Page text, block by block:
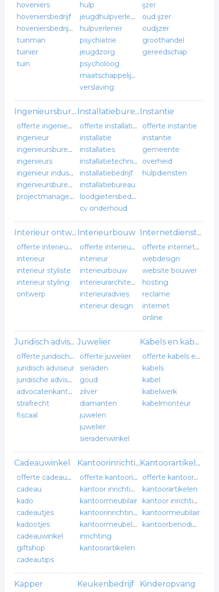
hoveniers
hoveniersbedrijf
hoveniersbedrijven
tuinman
tuinier
tuin
hulp
jeugdhulpverlening
hulpverlener
psychiatrie
jeugdzorg
psycholoog
maatschappelijk werk
verslaving
ijzer
oud ijzer
oudijzer
groothandel
gereedschap
Ingenieursbureau
offerte ingenieursbureau
ingenieur
ingenieursbureau
ingenieurs
ingenieur industrieel
ingenieursbureaus
projectmanagement
Installatiebureau
offerte installatiebureau
installatie
installaties
installatietechniek
installatiebedrijf
installatiebureau
loodgietersbedrijf
cv onderhoud
Instantie
offerte instantie
instantie
gemeente
overheid
hulpdiensten
Interieur ontwerp
offerte interieur ontwerp
interieur
interieur styliste
interieur styling
ontwerp
Interieurbouw
offerte interieurbouw
interieur
interieurbouw
interieurarchitect
interieuradvies
interieur design
Internetdiensten
offerte internetdiensten
webdesign
website bouwer
hosting
reclame
internet
online
Juridisch adviseur
offerte juridisch adviseur
juridisch adviseur
juridische adviseurs
advocatenkantoor
strafrecht
fiscaal
Juwelier
offerte juwelier
sieraden
goud
zilver
diamanten
juwelen
juwelier
sieradenwinkel
Kabels en kabelwerken
offerte kabels en kabelwerken
kabels
kabel
kabelwerk
kabelmonteur
Cadeauwinkel
offerte cadeauwinkel
cadeau
kado
cadeautjes
kadootjes
cadeauwinkel
giftshop
cadeautips
Kantoorinrichting
offerte kantoorinrichting
kantoor inrichting
kantoormeubilair
kantoorinrichting
kantoormeubelen
inrichting
kantoorartikelen
Kantoorartikelen
offerte kantoorartikelen
kantoorartikelen
kantoor inrichting
kantoormeubilair
kantoorbenodigdheden
Kapper Keukenbedrijf Kinderopvang